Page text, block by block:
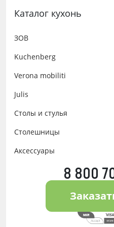
Каталог кухонь
ЗОВ
Kuchenberg
Verona mobiliti
Julis
Столы и стулья
Столешницы
Аксессуары
8 800